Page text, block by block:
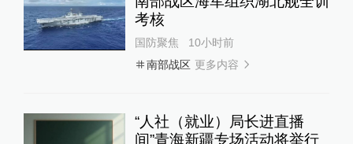
考核
国防聚焦
10小时前
南部战区 更多内容
“人社（就业）局长进直播
间”青海新疆专场活动将举行